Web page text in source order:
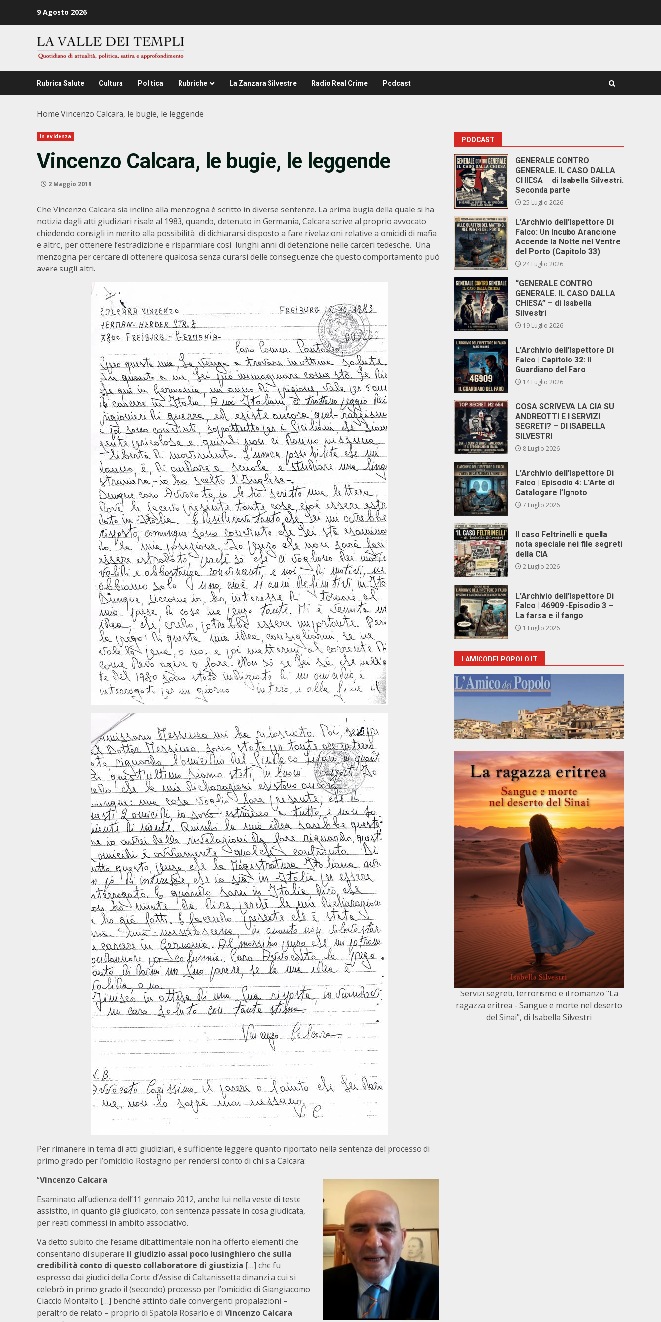
9 Agosto 2026
Rubrica Salute Cultura Politica Rubriche La Zanzara Silvestre Radio Real Crime Podcast
Home Vincenzo Calcara, le bugie, le leggende
In evidenza
Vincenzo Calcara, le bugie, le leggende
2 Maggio 2019
Che Vincenzo Calcara sia incline alla menzogna è scritto in diverse sentenze. La prima bugia della quale si ha
notizia dagli atti giudiziari risale al 1983, quando, detenuto in Germania, Calcara scrive al proprio avvocato
chiedendo consigli in merito alla possibilità di dichiararsi disposto a fare rivelazioni relative a omicidi di mafia
e altro, per ottenere l’estradizione e risparmiare così lunghi anni di detenzione nelle carceri tedesche. Una
menzogna per cercare di ottenere qualcosa senza curarsi delle conseguenze che questo comportamento può
avere sugli altri.
Per rimanere in tema di atti giudiziari, è sufficiente leggere quanto riportato nella sentenza del processo di
primo grado per l’omicidio Rostagno per rendersi conto di chi sia Calcara:
“Vincenzo Calcara
Esaminato all’udienza dell’11 gennaio 2012, anche lui nella veste di teste
assistito, in quanto già giudicato, con sentenza passate in cosa giudicata,
per reati commessi in ambito associativo.
Va detto subito che l’esame dibattimentale non ha offerto elementi che
consentano di superare il giudizio assai poco lusinghiero che sulla
credibilità conto di questo collaboratore di giustizia […] che fu
espresso dai giudici della Corte d’Assise di Caltanissetta dinanzi a cui si
celebrò in primo grado il (secondo) processo per l’omicidio di Giangiacomo
Ciaccio Montalto […] benché attinto dalle convergenti propalazioni –
peraltro de relato – proprio di Spatola Rosario e di Vincenzo Calcara
PODCAST
GENERALE CONTRO
GENERALE. IL CASO DALLA
CHIESA – di Isabella Silvestri.
Seconda parte
25 Luglio 2026
L’Archivio dell’Ispettore Di
Falco: Un Incubo Arancione
Accende la Notte nel Ventre
del Porto (Capitolo 33)
24 Luglio 2026
“GENERALE CONTRO
GENERALE. IL CASO DALLA
CHIESA” – di Isabella
Silvestri
19 Luglio 2026
L’Archivio dell’Ispettore Di
Falco | Capitolo 32: Il
Guardiano del Faro
14 Luglio 2026
COSA SCRIVEVA LA CIA SU
ANDREOTTI E I SERVIZI
SEGRETI? – DI ISABELLA
SILVESTRI
8 Luglio 2026
L’Archivio dell’Ispettore Di
Falco | Episodio 4: L’Arte di
Catalogare l’Ignoto
7 Luglio 2026
Il caso Feltrinelli e quella
nota speciale nei file segreti
della CIA
2 Luglio 2026
L’Archivio dell’Ispettore Di
Falco | 46909 -Episodio 3 –
La farsa e il fango
1 Luglio 2026
LAMICODELPOPOLO.IT
Servizi segreti, terrorismo e il romanzo "La
ragazza eritrea - Sangue e morte nel deserto
del Sinai", di Isabella Silvestri